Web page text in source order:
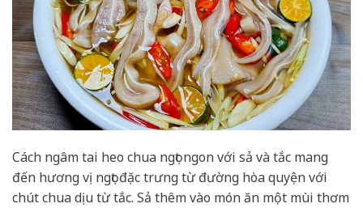
Cách ngâm tai heo chua ngọt ngon với sả và tắc mang
đến hương vị ngọt đặc trưng từ đường hòa quyện với
chút chua dịu từ tắc. Sả thêm vào món ăn một mùi thơm